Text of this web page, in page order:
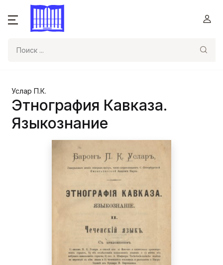
Услар П.К.
Этнография Кавказа.
Языкознание